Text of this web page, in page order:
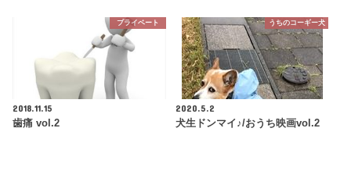
プライベート
2018.11.15
歯痛 vol.2
うちのコーギー犬
2020.5.2
犬生ドンマイ♪/おうち映画vol.2